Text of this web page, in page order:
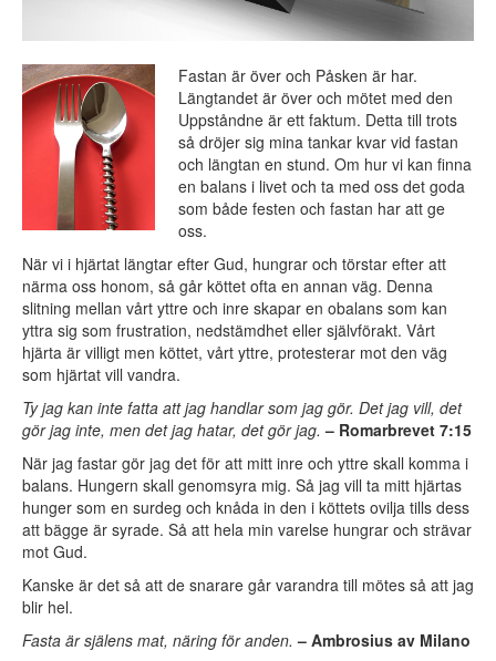
Fastan är över och Påsken är har.
Längtandet är över och mötet med den
Uppståndne är ett faktum. Detta till trots
så dröjer sig mina tankar kvar vid fastan
och längtan en stund. Om hur vi kan finna
en balans i livet och ta med oss det goda
som både festen och fastan har att ge
oss.
När vi i hjärtat längtar efter Gud, hungrar och törstar efter att
närma oss honom, så går köttet ofta en annan väg. Denna
slitning mellan vårt yttre och inre skapar en obalans som kan
yttra sig som frustration, nedstämdhet eller självförakt. Vårt
hjärta är villigt men köttet, vårt yttre, protesterar mot den väg
som hjärtat vill vandra.
Ty jag kan inte fatta att jag handlar som jag gör. Det jag vill, det
gör jag inte, men det jag hatar, det gör jag. – Romarbrevet 7:15
När jag fastar gör jag det för att mitt inre och yttre skall komma i
balans. Hungern skall genomsyra mig. Så jag vill ta mitt hjärtas
hunger som en surdeg och knåda in den i köttets ovilja tills dess
att bägge är syrade. Så att hela min varelse hungrar och strävar
mot Gud.
Kanske är det så att de snarare går varandra till mötes så att jag
blir hel.
Fasta är själens mat, näring för anden.– Ambrosius av Milano